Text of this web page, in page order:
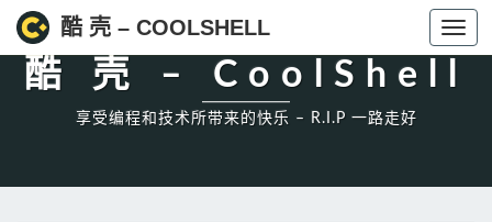
酷 壳 – COOLSHELL
High一下!
酷 壳 – CoolShell
享受编程和技术所带来的快乐 – R.I.P 一路走好